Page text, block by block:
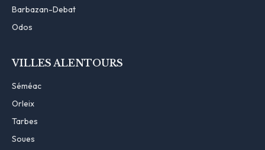
Barbazan-Debat
Odos
VILLES ALENTOURS
Séméac
Orleix
Tarbes
Soues